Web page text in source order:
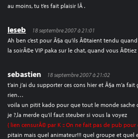
au moins, tu t’es fait plaisir lÃ .
leseb
18 septembre 2007 à 21:01
Ah ben c’est pour Ã§a qu’ils Ã©taient tendu
la soirÃ©e VIP paka sur le chat, quand vous
sebastien
18 septembre 2007 à 21:02
t’ain j’ai du supporter ces cons hier et Ã§a m’a
rien…
voila un pitit kado pour que tout le monde sache
je ?,la merde qu’il faut steuber si vous la voyez
{ lien censurÃ© par K :: On ne fait pas de pub pour
pitain mais quel animateur!!! quel groupe et quel